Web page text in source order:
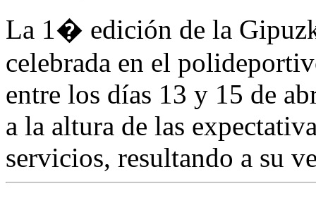
La 1� edición de la
celebrada en el
entre los días 13 y 15 de
a la altura de las
servicios, resultando a su